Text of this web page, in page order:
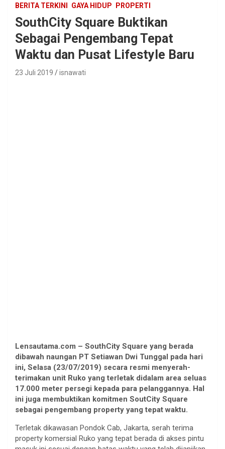
BERITA TERKINI GAYA HIDUP PROPERTI
SouthCity Square Buktikan
Sebagai Pengembang Tepat
Waktu dan Pusat Lifestyle Baru
23 Juli 2019 isnawati
Lensautama.com – SouthCity Square yang berada
dibawah naungan PT Setiawan Dwi Tunggal pada hari
ini, Selasa (23/07/2019) secara resmi menyerah-
terimakan unit Ruko yang terletak didalam area seluas
17.000 meter persegi kepada para pelanggannya. Hal
ini juga membuktikan komitmen SoutCity Square
sebagai pengembang property yang tepat waktu.
Terletak dikawasan Pondok Cab, Jakarta, serah terima
property komersial Ruko yang tepat berada di akses pintu